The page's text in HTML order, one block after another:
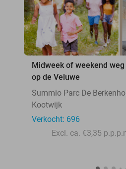
Midweek of weekend
op de Veluwe
Summio Parc De
Kootwijk
Verkocht: 696
Excl. ca. €3,35